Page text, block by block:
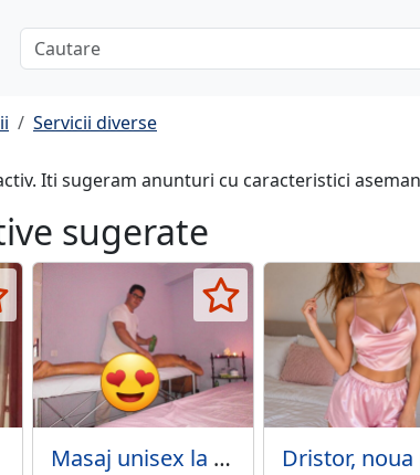
Servicii diverse
Iti sugeram anunturi cu caracteristici
sugerate
Masaj unisex la domiciliu ofera barbat matur cu experienta